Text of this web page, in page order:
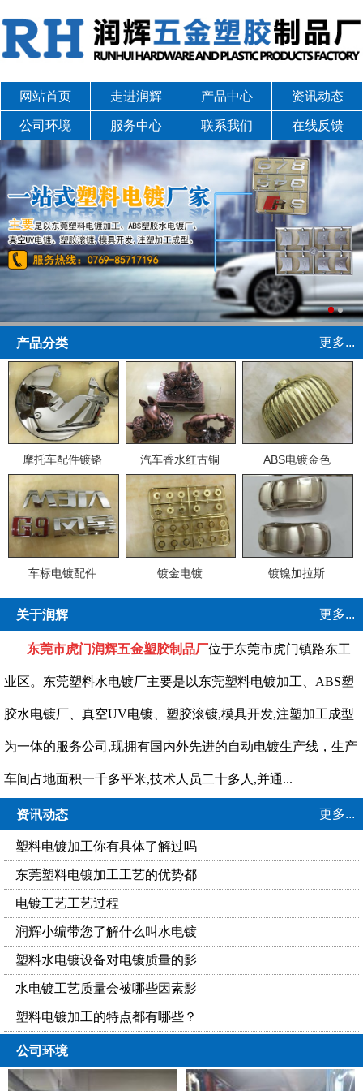
网站首页 走进润辉 产品中心 资讯动态
公司环境 服务中心 联系我们 在线反馈
产品分类 更多...
摩托车配件镀铬 汽车香水红古铜 ABS电镀金色
车标电镀配件 镀金电镀 镀镍加拉斯
关于润辉 更多...
东莞市虎门润辉五金塑胶制品厂位于东莞市虎门镇路东工
业区。东莞塑料水电镀厂主要是以东莞塑料电镀加工、ABS塑
胶水电镀厂、真空UV电镀、塑胶滚镀,模具开发,注塑加工成型
为一体的服务公司,现拥有国内外先进的自动电镀生产线，生产
车间占地面积一千多平米,技术人员二十多人,并通...
资讯动态 更多...
塑料电镀加工你有具体了解过吗
东莞塑料电镀加工工艺的优势都
电镀工艺工艺过程
润辉小编带您了解什么叫水电镀
塑料水电镀设备对电镀质量的影
水电镀工艺质量会被哪些因素影
塑料电镀加工的特点都有哪些？
公司环境